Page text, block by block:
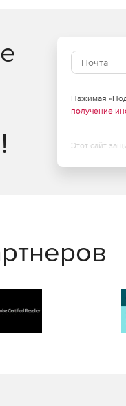
и из командной
Нажимая
получение
Этот сайт